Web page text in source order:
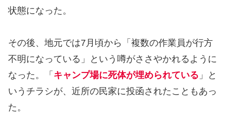
状態になった。
その後、地元では7月頃から「複数の作業員が行方
不明になっている」という噂がささやかれるように
なった。「 キャンプ場に死体が埋められている 」と
いうチラシが、近所の民家に投函されたこともあっ
た。